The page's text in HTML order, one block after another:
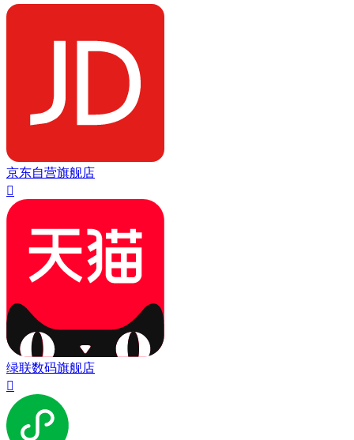
京东自营旗舰店

绿联数码旗舰店
